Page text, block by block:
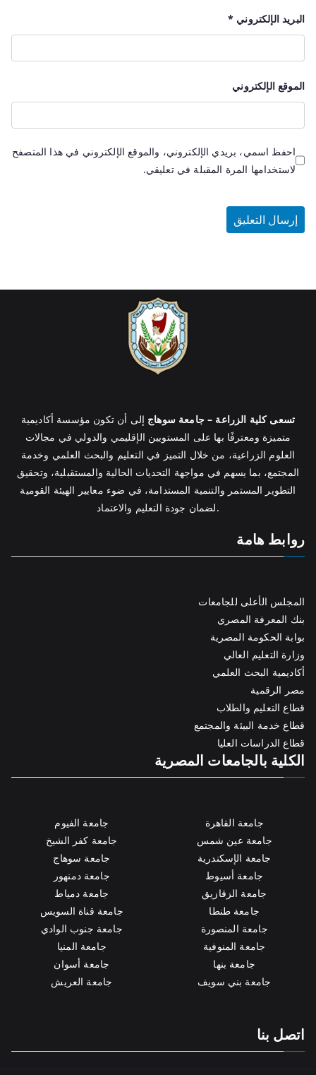
البريد الإلكتروني *
الموقع الإلكتروني
احفظ اسمي، بريدي الإلكتروني، والموقع الإلكتروني في هذا المتصفح
لاستخدامها المرة المقبلة في تعليقي.
تسعى كلية الزراعة – جامعة سوهاج إلى أن تكون مؤسسة أكاديمية
متميزة ومعترفًا بها على المستويين الإقليمي والدولي في مجالات
العلوم الزراعية، من خلال التميز في التعليم والبحث العلمي وخدمة
المجتمع، بما يسهم في مواجهة التحديات الحالية والمستقبلية، وتحقيق
التطوير المستمر والتنمية المستدامة، في ضوء معايير الهيئة القومية
لضمان جودة التعليم والاعتماد.
روابط هامة
المجلس الأعلى للجامعات
بنك المعرفة المصري
بوابة الحكومة المصرية
وزارة التعليم العالي
أكاديمية البحث العلمي
مصر الرقمية
قطاع التعليم والطلاب
قطاع خدمة البيئة والمجتمع
قطاع الدراسات العليا
الكلية بالجامعات المصرية
جامعة القاهرة
جامعة عين شمس
جامعة الإسكندرية
جامعة أسيوط
جامعة الزقازيق
جامعة طنطا
جامعة المنصورة
جامعة المنوفية
جامعة بنها
جامعة بني سويف
جامعة الفيوم
جامعة كفر الشيخ
جامعة سوهاج
جامعة دمنهور
جامعة دمياط
جامعة قناة السويس
جامعة جنوب الوادي
جامعة المنيا
جامعة أسوان
جامعة العريش
اتصل بنا